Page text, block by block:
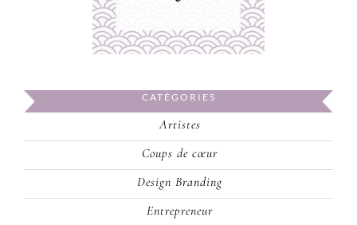
CATÉGORIES
Artistes
Coups de cœur
Design Branding
Entrepreneur